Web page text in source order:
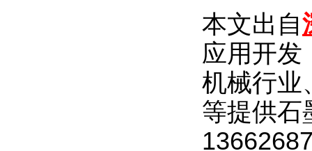
本文出自
应用开发
机械行业
等提供石